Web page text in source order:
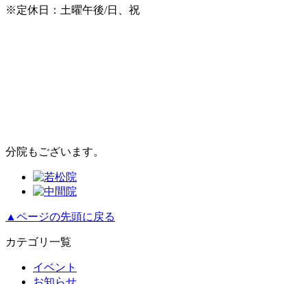
※定休日：土曜午後/日、祝
分院もございます。
▲ページの先頭に戻る
カテゴリ一覧
イベント